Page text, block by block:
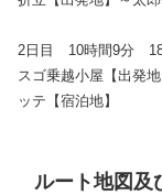
2日目 10時間9分
スゴ乗越小屋【出発
ッテ【宿泊地】
ルート地図及